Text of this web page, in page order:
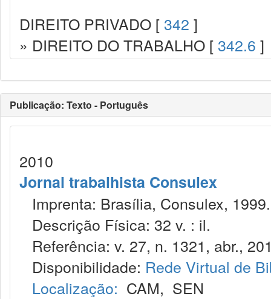
DIREITO PRIVADO [ 342 ]
» DIREITO DO TRABALHO [ 342.6 ]
Publicação: Texto - Português
2010
Jornal trabalhista Consulex
Imprenta: Brasília, Consulex, 1999.
Descrição Física: 32 v. : il.
Referência: v. 27, n. 1321, abr.,
Disponibilidade: Rede Virtual de
Localização: CAM, SEN